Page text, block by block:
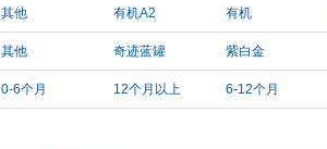
其他 有机A2 有机
其他 奇迹蓝罐 紫白金
0-6个月 12个月以上 6-12个月